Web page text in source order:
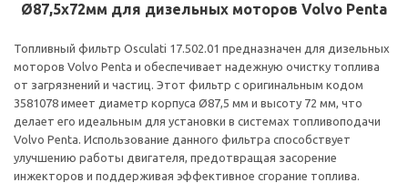
Ø87,5x72мм для дизельных моторов Volvo Penta
Топливный фильтр Osculati 17.502.01 предназначен для дизельных
моторов Volvo Penta и обеспечивает надежную очистку топлива
от загрязнений и частиц. Этот фильтр с оригинальным кодом
3581078 имеет диаметр корпуса Ø87,5 мм и высоту 72 мм, что
делает его идеальным для установки в системах топливоподачи
Volvo Penta. Использование данного фильтра способствует
улучшению работы двигателя, предотвращая засорение
инжекторов и поддерживая эффективное сгорание топлива.